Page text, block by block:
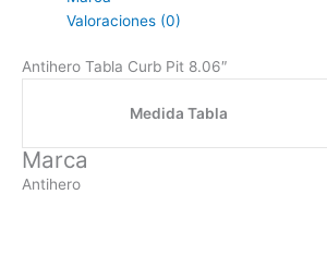
Valoraciones (0)
Antihero Tabla Curb Pit 8.06″
Medida Tabla
Marca
Antihero